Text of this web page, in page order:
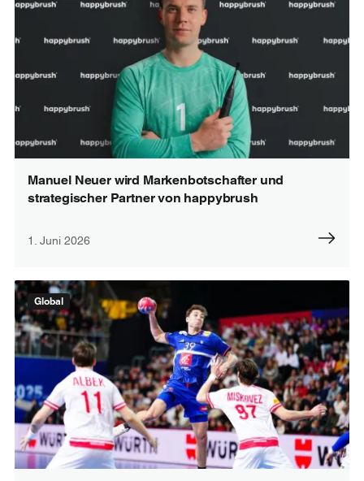
Manuel Neuer wird Markenbotschafter und
strategischer Partner von happybrush
1. Juni 2026
Global